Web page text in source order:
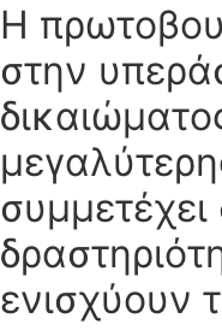
Η
στην
συμμετέχει
ενισχύουν